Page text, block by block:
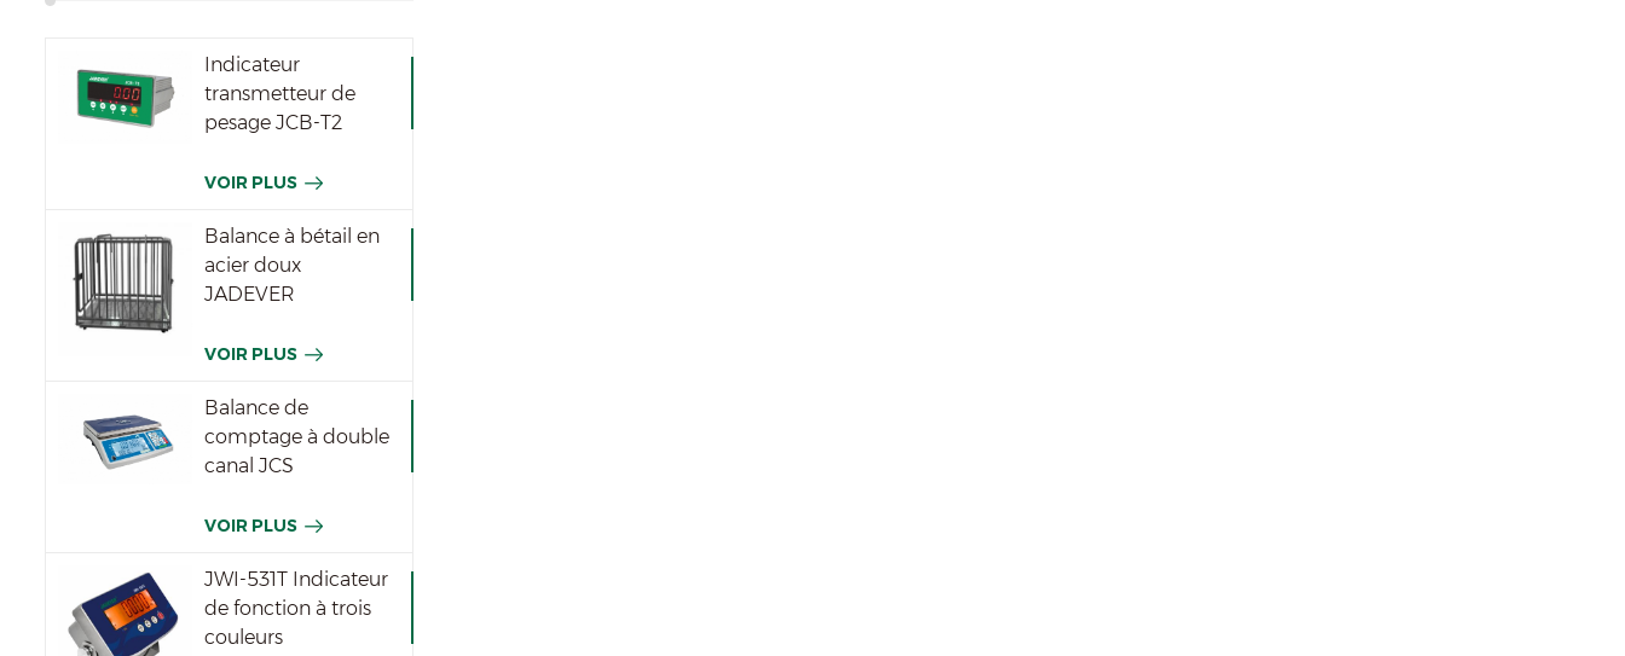
Indicateur
transmetteur de
pesage JCB-T2
VOIR PLUS
Balance à bétail en
acier doux
JADEVER
VOIR PLUS
Balance de
comptage à double
canal JCS
VOIR PLUS
JWI-531T Indicateur
de fonction à trois
couleurs